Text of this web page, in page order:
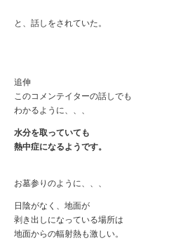
と、話しをされていた。
追伸
このコメンテイターの話しでも
わかるように、、、
水分を取っていても
熱中症になるようです。
お墓参りのように、、、
日陰がなく、地面が
剥き出しになっている場所は
地面からの輻射熱も激しい。